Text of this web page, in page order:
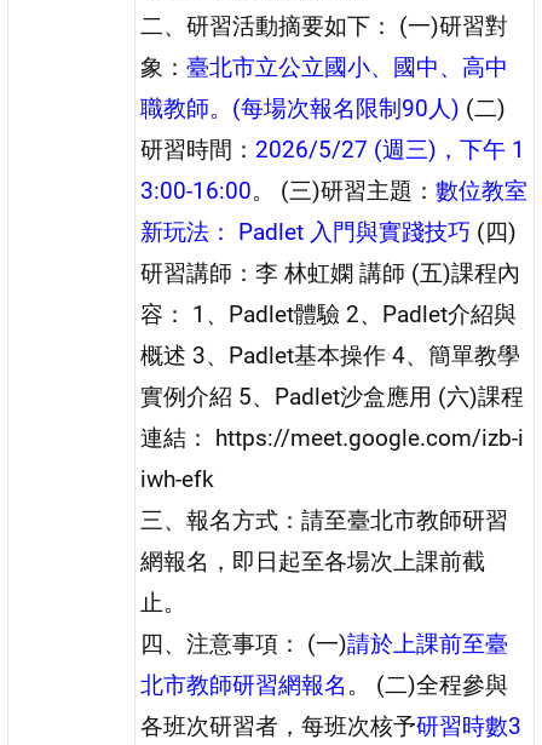
二、研習活動摘要如下： (一)研習對
象：臺北市立公立國小、國中、高中
職教師。(每場次報名限制90人) (二)
研習時間： 2026/5/27 (週三)，下午 1
3:00-16:00。 (三)研習主題：數位教室
新玩法： Padlet 入門與實踐技巧 (四)
研習講師：李 林虹嫻 講師 (五)課程內
容： 1、Padlet體驗 2、Padlet介紹與
概述 3、Padlet基本操作 4、簡單教學
實例介紹 5、Padlet沙盒應用 (六)課程
連結： https://meet.google.com/izb-i
iwh-efk
三、報名方式：請至臺北市教師研習
網報名，即日起至各場次上課前截
止。
四、注意事項： (一)請於上課前至臺
北市教師研習網報名 。 (二)全程參與
各班次研習者，每班次核予研習時數3